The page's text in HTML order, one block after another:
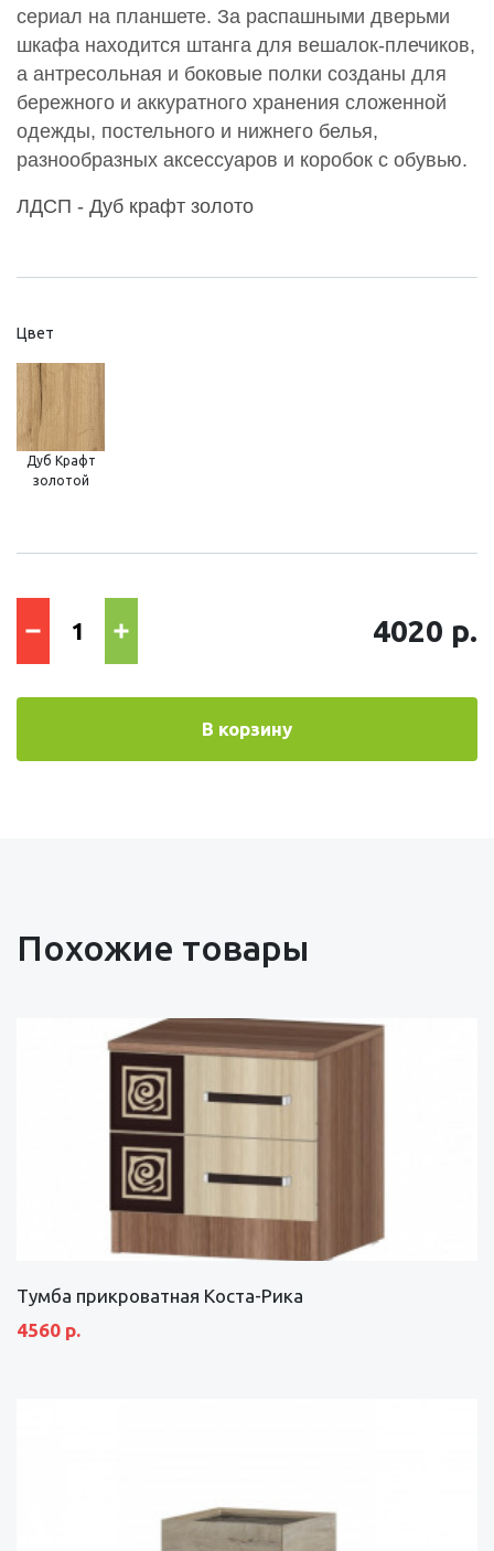
сериал на планшете. За распашными дверьми
шкафа находится штанга для вешалок-плечиков,
а антресольная и боковые полки созданы для
бережного и аккуратного хранения сложенной
одежды, постельного и нижнего белья,
разнообразных аксессуаров и коробок с обувью.
ЛДСП - Дуб крафт золото
Цвет
Дуб Крафт
золотой
4020 р.
В корзину
Похожие товары
Тумба прикроватная Коста-Рика
4560 р.